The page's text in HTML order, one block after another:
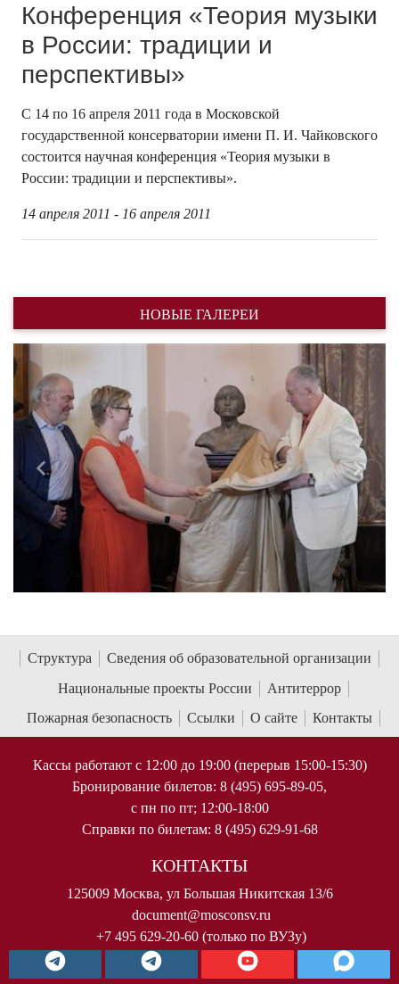
Конференция «Теория музыки
в России: традиции и
перспективы»
С 14 по 16 апреля 2011 года в Московской
государственной консерватории имени П. И. Чайковского
состоится научная конференция «Теория музыки в
России: традиции и перспективы».
14 апреля 2011 - 16 апреля 2011
НОВЫЕ ГАЛЕРЕИ
Назад
Структура
Сведения об образовательной организации
Национальные проекты России
Антитеррор
Пожарная безопасность
Ссылки О сайте Контакты
Кассы работают с 12:00 до 19:00 (перерыв 15:00-15:30)
Бронирование билетов: 8 (495) 695-89-05,
с пн по пт; 12:00-18:00
Справки по билетам: 8 (495) 629-91-68
КОНТАКТЫ
125009 Москва, ул Большая Никитская 13/6
document@mosconsv.ru
+7 495 629-20-60 (только по ВУЗу)